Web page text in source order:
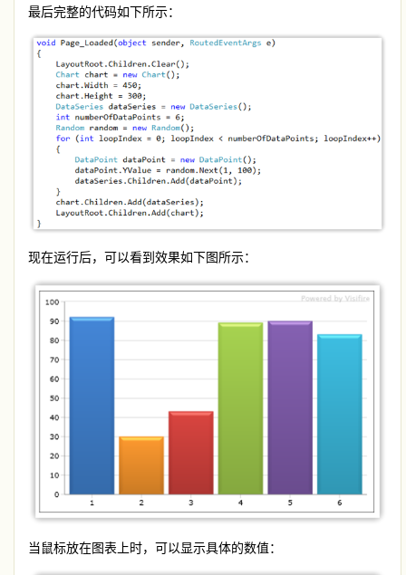
最后完整的代码如下所示：
现在运行后，可以看到效果如下图所示：
当鼠标放在图表上时，可以显示具体的数值：